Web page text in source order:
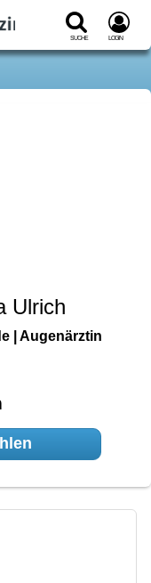
Suche Login
Ulrich
| Augenärztin